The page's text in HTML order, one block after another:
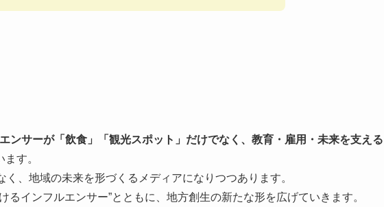
ンサーが「飲食」「観光スポット」だけでなく、教育・雇用・未来を支える
す。
、地域の未来を形づくるメディアになりつつあります。
るインフルエンサー”とともに、地方創生の新たな形を広げていきます。